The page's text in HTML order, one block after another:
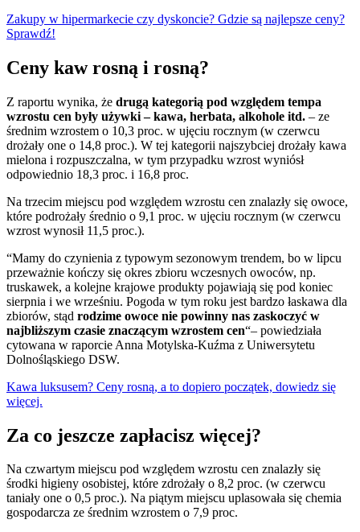
Zakupy w hipermarkecie czy dyskoncie? Gdzie są najlepsze ceny?
Sprawdź!
Ceny kaw rosną i rosną?
Z raportu wynika, że drugą kategorią pod względem tempa
wzrostu cen były używki – kawa, herbata, alkohole itd. – ze
średnim wzrostem o 10,3 proc. w ujęciu rocznym (w czerwcu
drożały one o 14,8 proc.). W tej kategorii najszybciej drożały kawa
mielona i rozpuszczalna, w tym przypadku wzrost wyniósł
odpowiednio 18,3 proc. i 16,8 proc.
Na trzecim miejscu pod względem wzrostu cen znalazły się owoce,
które podrożały średnio o 9,1 proc. w ujęciu rocznym (w czerwcu
wzrost wynosił 11,5 proc.).
“Mamy do czynienia z typowym sezonowym trendem, bo w lipcu
przeważnie kończy się okres zbioru wczesnych owoców, np.
truskawek, a kolejne krajowe produkty pojawiają się pod koniec
sierpnia i we wrześniu. Pogoda w tym roku jest bardzo łaskawa dla
zbiorów, stąd rodzime owoce nie powinny nas zaskoczyć w
najbliższym czasie znaczącym wzrostem cen“– powiedziała
cytowana w raporcie Anna Motylska-Kuźma z Uniwersytetu
Dolnośląskiego DSW.
Kawa luksusem? Ceny rosną, a to dopiero początek, dowiedz się
więcej.
Za co jeszcze zapłacisz więcej?
Na czwartym miejscu pod względem wzrostu cen znalazły się
środki higieny osobistej, które zdrożały o 8,2 proc. (w czerwcu
taniały one o 0,5 proc.). Na piątym miejscu uplasowała się chemia
gospodarcza ze średnim wzrostem o 7,9 proc.